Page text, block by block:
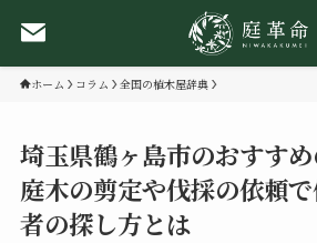
ホーム コラム 全国の植木屋辞典
埼玉県鶴ヶ島市のおすすめ
庭木の剪定や伐採の依頼
者の探し方とは